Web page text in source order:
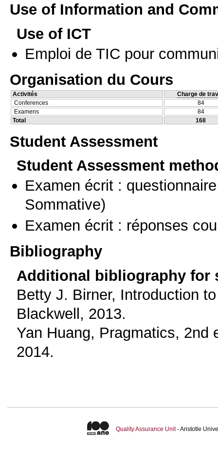
Use of Information and
Use of ICT
Emploi de TIC pour
Organisation du Cours
Activités
Charge de
Conferences
84
Examens
84
Total
168
Student Assessment
Student Assessment
Examen écrit :
Sommative)
Examen écrit : réponses
Bibliography
Additional bibliography for
Betty J. Birner, Introduction
Blackwell, 2013.
Yan Huang, Pragmatics,
2014.
Quality Assurance Unit- Aristotle